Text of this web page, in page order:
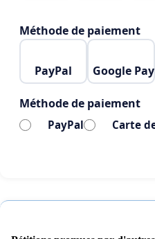
La Révision
Méthode de paiement
PayPal Google Pay
Méthode de paiement
PayPal Carte